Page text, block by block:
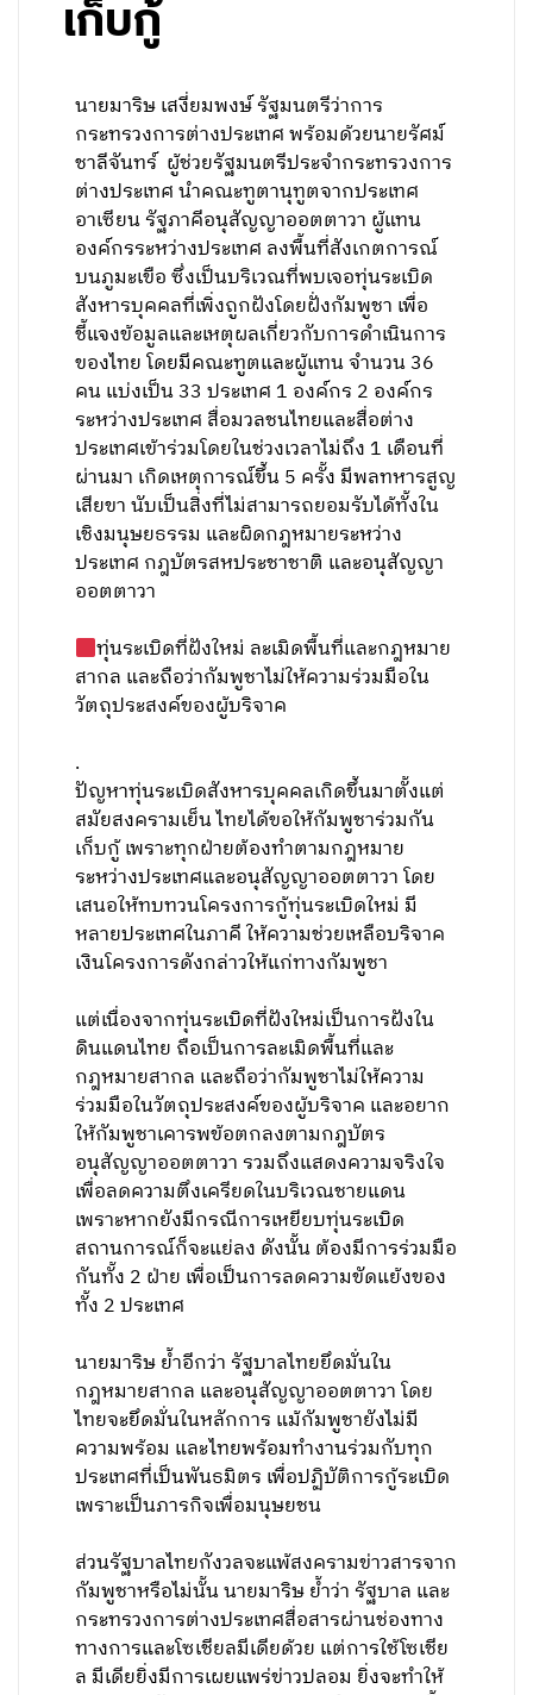
เก็บกู้
นายมาริษ เสงี่ยมพงษ์ รัฐมนตรีว่าการ
กระทรวงการต่างประเทศ พร้อมด้วยนายรัศม์
ชาลีจันทร์ ผู้ช่วยรัฐมนตรีประจำกระทรวงการ
ต่างประเทศ นำคณะทูตานุทูตจากประเทศ
อาเซียน รัฐภาคีอนุสัญญาออตตาวา ผู้แทน
องค์กรระหว่างประเทศ ลงพื้นที่สังเกตการณ์
บนภูมะเขือ ซึ่งเป็นบริเวณที่พบเจอทุ่นระเบิด
สังหารบุคคลที่เพิ่งถูกฝังโดยฝั่งกัมพูชา เพื่อ
ชี้แจงข้อมูลและเหตุผลเกี่ยวกับการดำเนินการ
ของไทย โดยมีคณะทูตและผู้แทน จำนวน 36
คน แบ่งเป็น 33 ประเทศ 1 องค์กร 2 องค์กร
ระหว่างประเทศ สื่อมวลชนไทยและสื่อต่าง
ประเทศเข้าร่วมโดยในช่วงเวลาไม่ถึง 1 เดือนที่
ผ่านมา เกิดเหตุการณ์ขึ้น 5 ครั้ง มีพลทหารสูญ
เสียขา นับเป็นสิ่งที่ไม่สามารถยอมรับได้ทั้งใน
เชิงมนุษยธรรม และผิดกฎหมายระหว่าง
ประเทศ กฎบัตรสหประชาชาติ และอนุสัญญา
ออตตาวา
ทุ่นระเบิดที่ฝังใหม่ ละเมิดพื้นที่และกฎหมาย
สากล และถือว่ากัมพูชาไม่ให้ความร่วมมือใน
วัตถุประสงค์ของผู้บริจาค
.
ปัญหาทุ่นระเบิดสังหารบุคคลเกิดขึ้นมาตั้งแต่
สมัยสงครามเย็น ไทยได้ขอให้กัมพูชาร่วมกัน
เก็บกู้ เพราะทุกฝ่ายต้องทำตามกฎหมาย
ระหว่างประเทศและอนุสัญญาออตตาวา โดย
เสนอให้ทบทวนโครงการกู้ทุ่นระเบิดใหม่ มี
หลายประเทศในภาคี ให้ความช่วยเหลือบริจาค
เงินโครงการดังกล่าวให้แก่ทางกัมพูชา
แต่เนื่องจากทุ่นระเบิดที่ฝังใหม่เป็นการฝังใน
ดินแดนไทย ถือเป็นการละเมิดพื้นที่และ
กฎหมายสากล และถือว่ากัมพูชาไม่ให้ความ
ร่วมมือในวัตถุประสงค์ของผู้บริจาค และอยาก
ให้กัมพูชาเคารพข้อตกลงตามกฎบัตร
อนุสัญญาออตตาวา รวมถึงแสดงความจริงใจ
เพื่อลดความตึงเครียดในบริเวณชายแดน
เพราะหากยังมีกรณีการเหยียบทุ่นระเบิด
สถานการณ์ก็จะแย่ลง ดังนั้น ต้องมีการร่วมมือ
กันทั้ง 2 ฝ่าย เพื่อเป็นการลดความขัดแย้งของ
ทั้ง 2 ประเทศ
นายมาริษ ย้ำอีกว่า รัฐบาลไทยยึดมั่นใน
กฎหมายสากล และอนุสัญญาออตตาวา โดย
ไทยจะยึดมั่นในหลักการ แม้กัมพูชายังไม่มี
ความพร้อม และไทยพร้อมทำงานร่วมกับทุก
ประเทศที่เป็นพันธมิตร เพื่อปฏิบัติการกู้ระเบิด
เพราะเป็นภารกิจเพื่อมนุษยชน
ส่วนรัฐบาลไทยกังวลจะแพ้สงครามข่าวสารจาก
กัมพูชาหรือไม่นั้น นายมาริษ ย้ำว่า รัฐบาล และ
กระทรวงการต่างประเทศสื่อสารผ่านช่องทาง
ทางการและโซเชียลมีเดียด้วย แต่การใช้โซเชีย
ล มีเดียยิ่งมีการเผยแพร่ข่าวปลอม ยิ่งจะทำให้